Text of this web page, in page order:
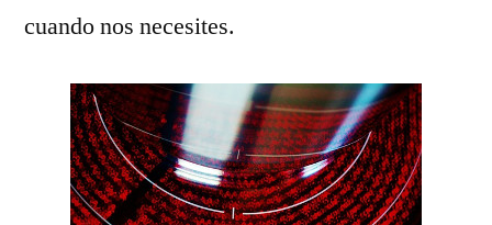
cuando nos necesites.